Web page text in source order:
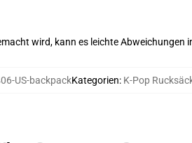
wird, kann es leichte Abweichungen
US-backpackKategorien: K-Pop